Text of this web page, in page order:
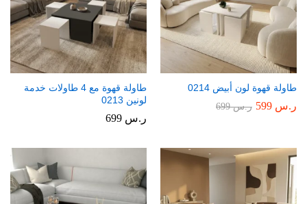
طاولة قهوة لون أبيض 0214
ر.س ر.س699
طاولة قهوة مع 4 طاولات خدمة
لونين 0213
ر.س